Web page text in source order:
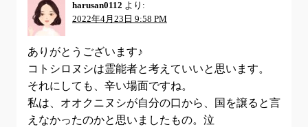
harusan0112 より:
2022年4月23日 9:58 PM
ありがとうございます♪
コトシロヌシは霊能者と考えていいと思います。
それにしても、辛い場面ですね。
私は、オオクニヌシが自分の口から、国を譲ると言
えなかったのかと思いましたもの。泣